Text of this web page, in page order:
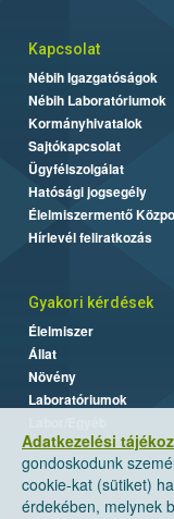
Adatkezelési
gondoskodunk
cookie-kat (sütiket)
érdekében, melynek
Kapcsolat
Nébih Igazgatóságok
Nébih Laboratóriumok
Kormányhivatalok
Sajtókapcsolat
Ügyfélszolgálat
Hatósági jogsegély
Élelmiszermentő
Hírlevél feliratkozás
Gyakori kérdések
Élelmiszer
Állat
Növény
Laboratóriumok